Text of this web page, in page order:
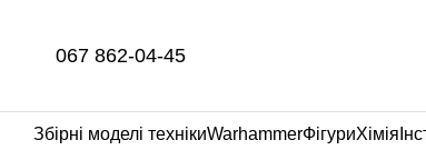
067 862-04-45
Збірні моделі технікиWarhammerФігуриХімія